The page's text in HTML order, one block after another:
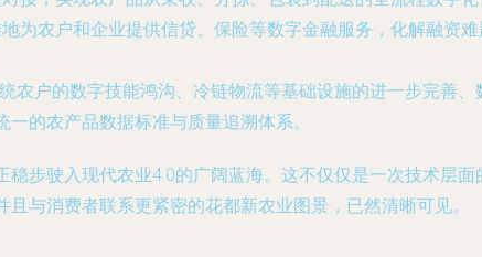
为农户和企业提供信贷、保险等数字金融服务，化解融资难
农户的数字技能鸿沟、冷链物流等基础设施的进一步完善
的农产品数据标准与质量追溯体系。
步驶入现代农业4.0的广阔蓝海。这不仅仅是一次技术层
与消费者联系更紧密的花都新农业图景，已然清晰可见。